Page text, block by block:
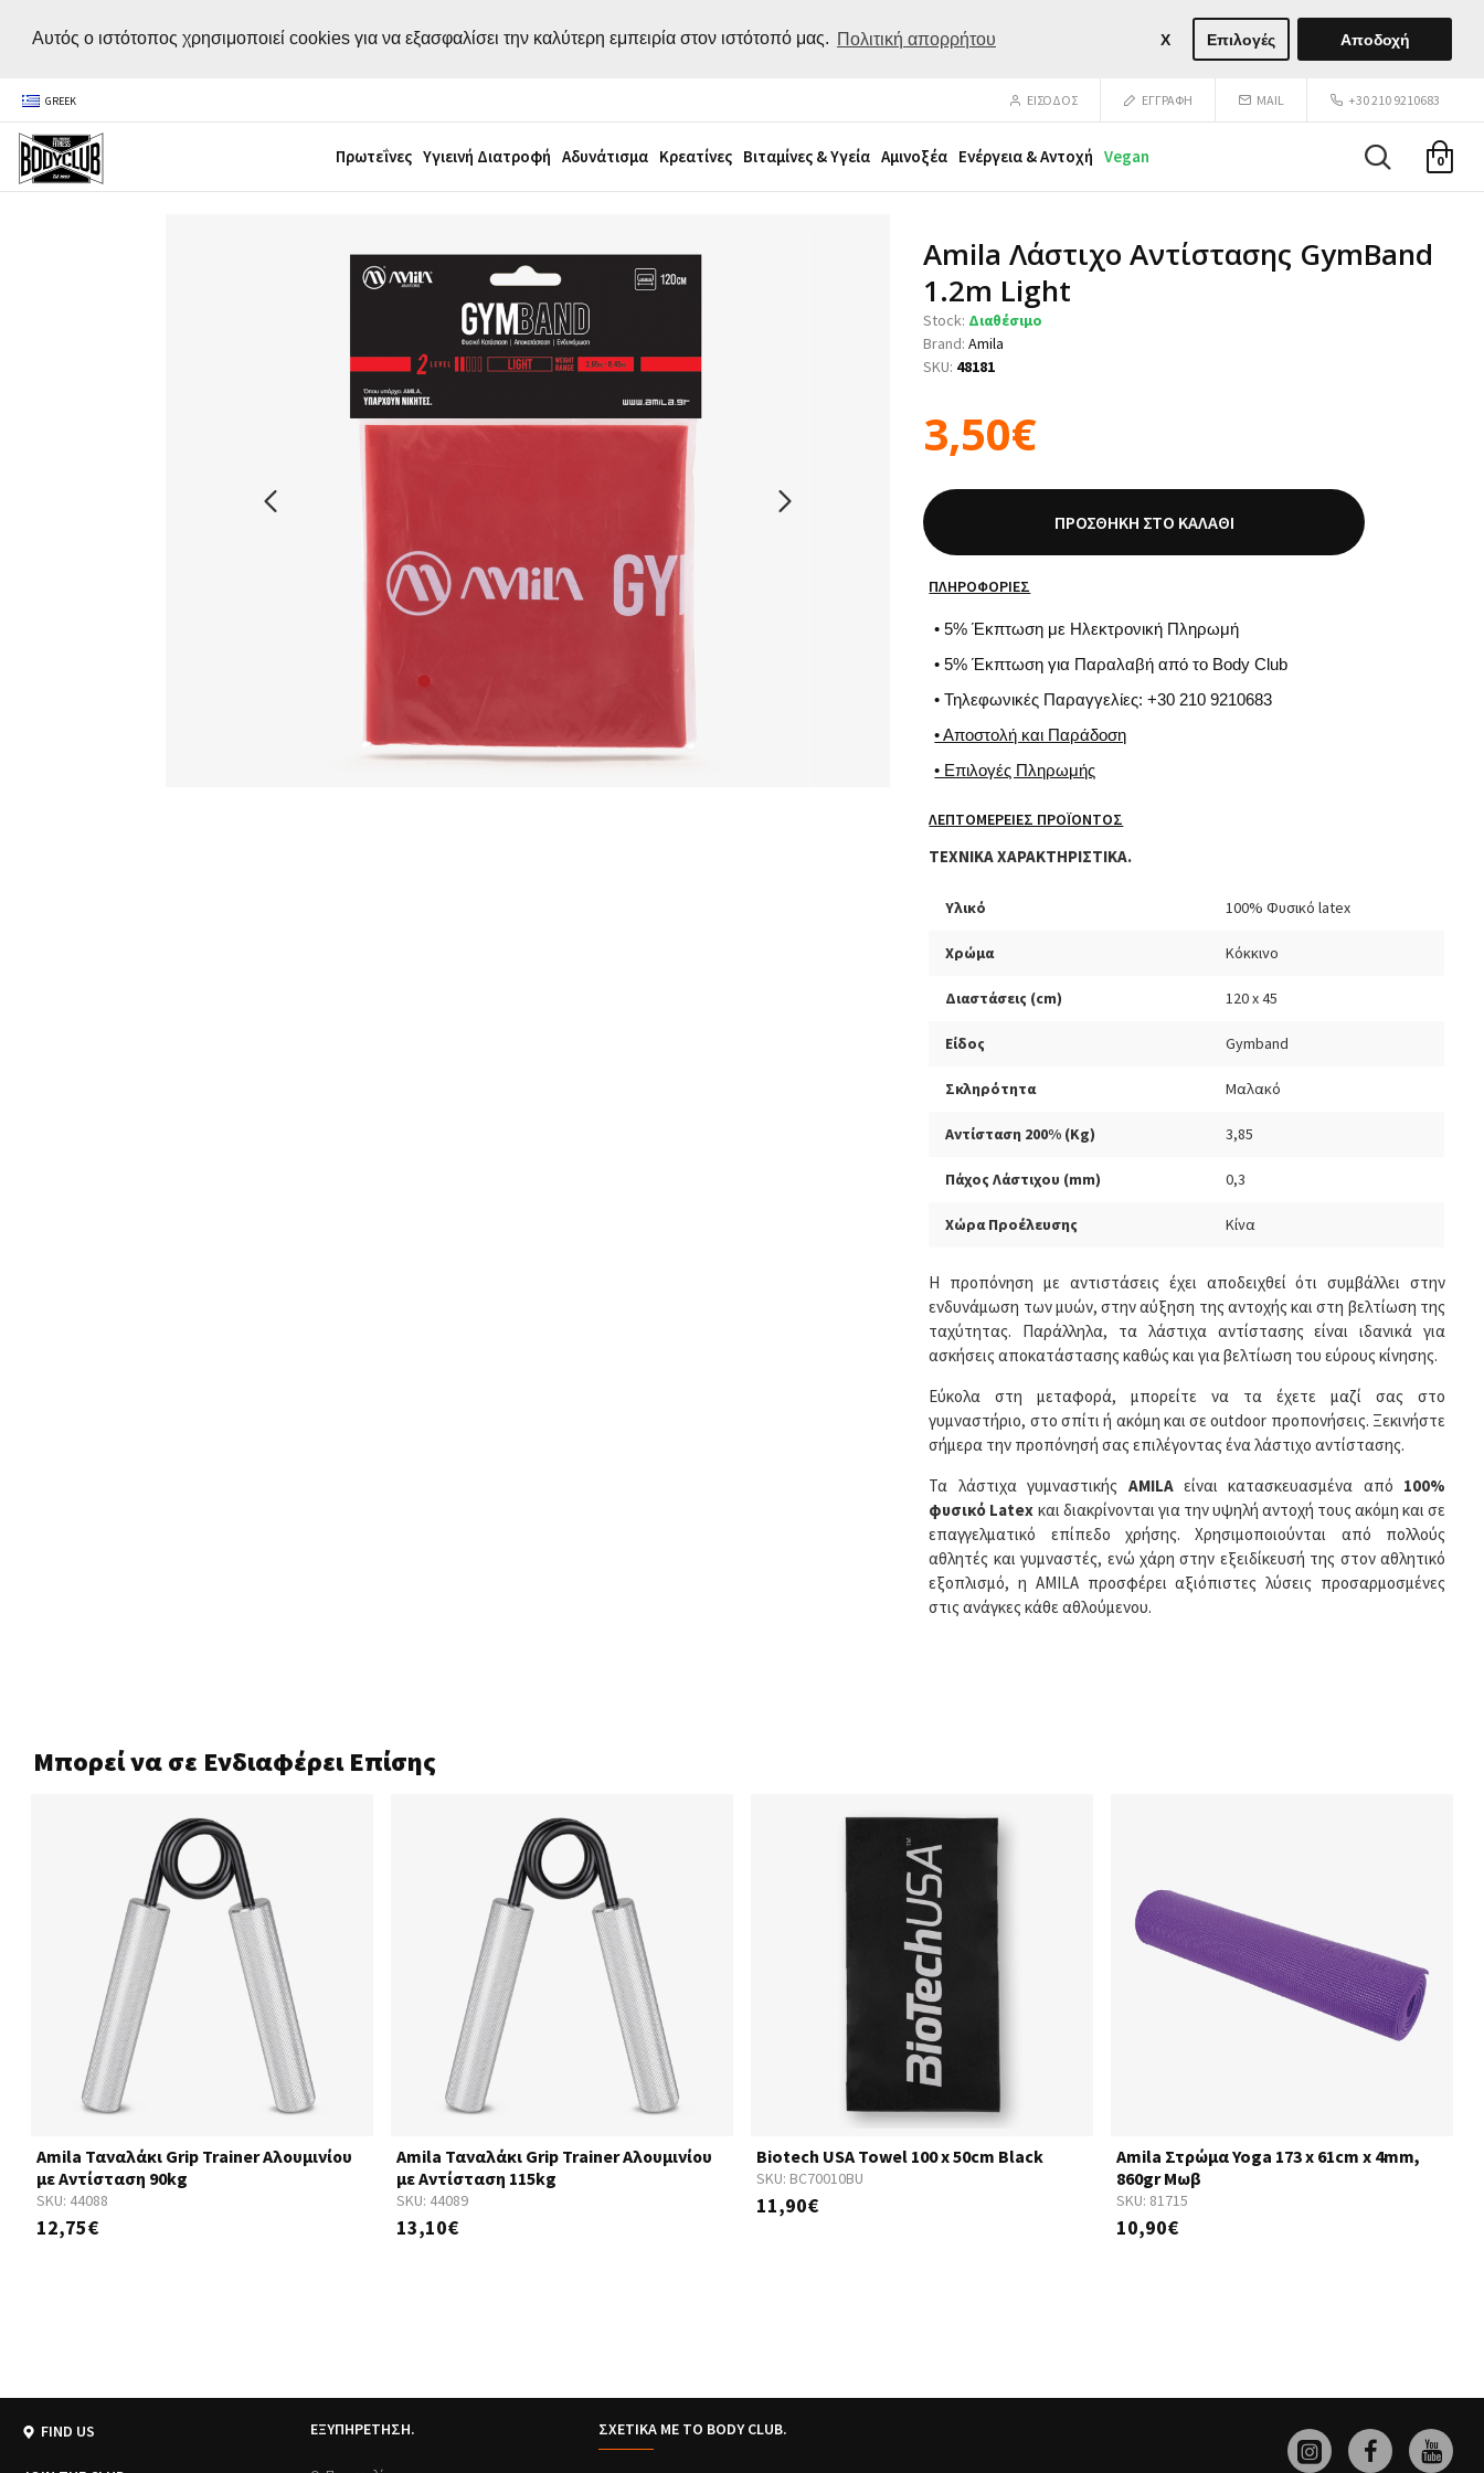
Αυτός ο ιστότοπος χρησιμοποιεί cookies για να εξασφαλίσει την καλύτερη εμπειρία στον ιστότοπό μας. Πολιτική απορρήτου X Επιλογές Αποδοχή
GREEK ΕΙΣΟΔΟΣ ΕΓΓΡΑΦΉ MAIL +30 210 9210683
Πρωτεΐνες Υγιεινή Διατροφή Αδυνάτισμα Κρεατίνες Βιταμίνες & Υγεία Αμινοξέα Ενέργεια & Αντοχή Vegan 0
Amila Λάστιχο Αντίστασης GymBand
1.2m Light
Stock: Διαθέσιμο
Brand: Amila
SKU: 48181
3,50€
ΠΡΟΣΘΉΚΗ ΣΤΟ ΚΑΛΆΘΙ
ΠΛΗΡΟΦΟΡΊΕΣ
• 5% Έκπτωση με Ηλεκτρονική Πληρωμή
• 5% Έκπτωση για Παραλαβή από το Body Club
• Τηλεφωνικές Παραγγελίες: +30 210 9210683
• Αποστολή και Παράδοση
• Επιλογές Πληρωμής
ΛΕΠΤΟΜΈΡΕΙΕΣ ΠΡΟΪΌΝΤΟΣ
ΤΕΧΝΙΚΑ ΧΑΡΑΚΤΗΡΙΣΤΙΚΑ.
Υλικό 100% Φυσικό latex
Χρώμα Κόκκινο
Διαστάσεις (cm) 120 x 45
Είδος Gymband
Σκληρότητα Μαλακό
Αντίσταση 200% (Kg) 3,85
Πάχος Λάστιχου (mm) 0,3
Χώρα Προέλευσης Κίνα
Η προπόνηση με αντιστάσεις έχει αποδειχθεί ότι συμβάλλει στην
ενδυνάμωση των μυών, στην αύξηση της αντοχής και στη βελτίωση της
ταχύτητας. Παράλληλα, τα λάστιχα αντίστασης είναι ιδανικά για
ασκήσεις αποκατάστασης καθώς και για βελτίωση του εύρους κίνησης.
Εύκολα στη μεταφορά, μπορείτε να τα έχετε μαζί σας στο
γυμναστήριο, στο σπίτι ή ακόμη και σε outdoor προπονήσεις. Ξεκινήστε
σήμερα την προπόνησή σας επιλέγοντας ένα λάστιχο αντίστασης.
Τα λάστιχα γυμναστικής AMILAείναι κατασκευασμένα από 100%
φυσικό Latex και διακρίνονται για την υψηλή αντοχή τους ακόμη και σε
επαγγελματικό επίπεδο χρήσης. Χρησιμοποιούνται από πολλούς
αθλητές και γυμναστές, ενώ χάρη στην εξειδίκευσή της στον αθλητικό
εξοπλισμό, η AMILA προσφέρει αξιόπιστες λύσεις προσαρμοσμένες
στις ανάγκες κάθε αθλούμενου.
Μπορεί να σε Ενδιαφέρει Επίσης
SKU: 44088
Amila Ταναλάκι Grip Trainer Αλουμινίου
με Αντίσταση 90kg
12,75€
SKU: 44089
Amila Ταναλάκι Grip Trainer Αλουμινίου
με Αντίσταση 115kg
13,10€
SKU: BC70010BU
Biotech USA Towel 100 x 50cm Black
11,90€ SKU: 81715
Amila Στρώμα Yoga 173 x 61cm x 4mm,
860gr Μωβ
10,90€
FIND US ΕΞΥΠΗΡΕΤΗΣΗ. ΣΧΕΤΙΚΑ ΜΕ ΤΟ BODY CLUB.